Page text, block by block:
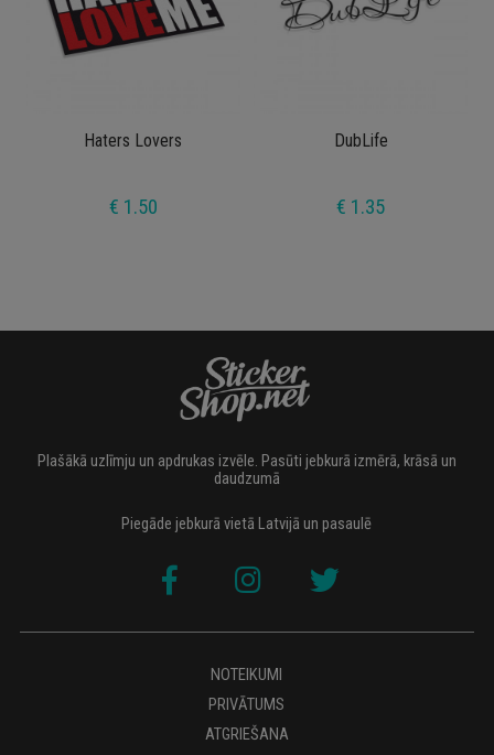
Haters Lovers
€ 1.50
DubLife
€ 1.35
Plašākā uzlīmju un apdrukas izvēle. Pasūti jebkurā izmērā, krāsā un
daudzumā
Piegāde jebkurā vietā Latvijā un pasaulē
NOTEIKUMI
PRIVĀTUMS
ATGRIEŠANA